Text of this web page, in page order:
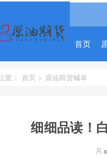
首页
置： 首页 > 原油期货喊单
细细品读！